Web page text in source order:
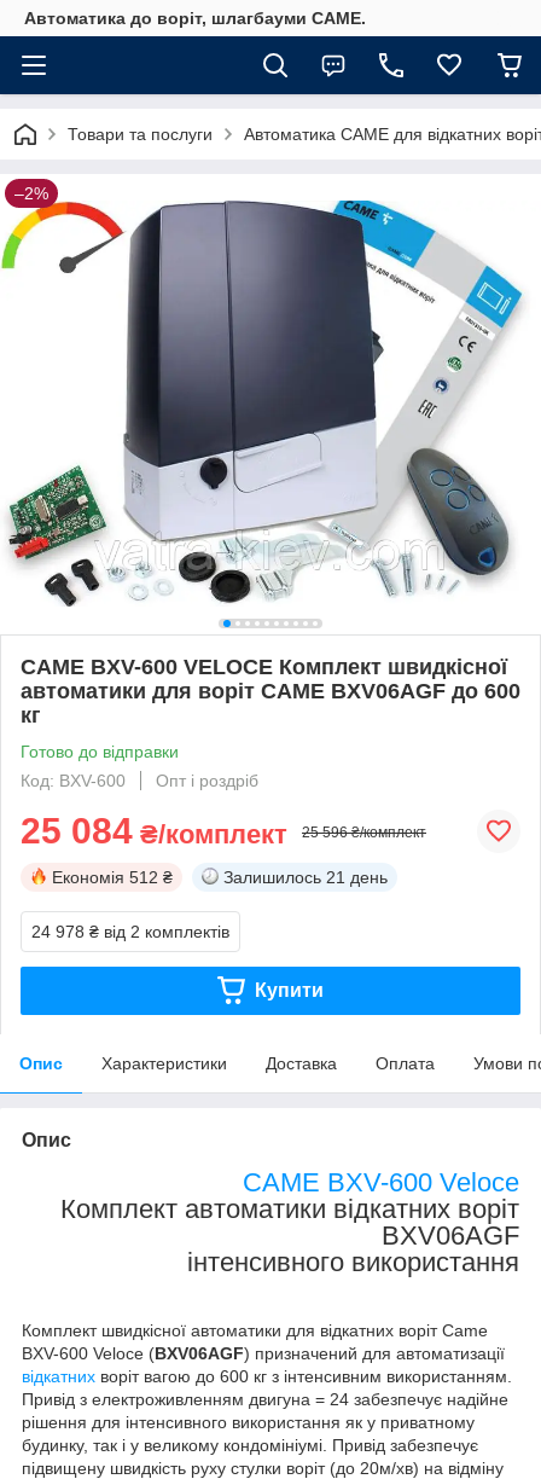
Автоматика до воріт, шлагбауми CAME.
Товари та послуги Автоматика САМЕ для відкатних
–2%
CAME BXV-600 VELOCE Комплект швидкісної
автоматики для воріт CAME BXV06AGF до 600
кг
Готово до відправки
Код: BXV-600
Опт і роздріб
25 084 ₴/комплект 25 596 ₴/комплект
Економія 512 ₴ Залишилось 21 день
24 978 ₴ від 2 комплектів
Купити
Опис Характеристики Доставка Оплата Умови
Опис
CAME BXV-600 Veloce
Комплект автоматики відкатних воріт
BXV06AGF
інтенсивного використання
Комплект швидкісної автоматики для відкатних воріт Came
BXV-600 Veloce (BXV06AGF) призначений для автоматизації
відкатних воріт вагою до 600 кг з інтенсивним використанням.
Привід з електроживленням двигуна = 24 забезпечує надійне
рішення для інтенсивного використання як у приватному
будинку, так і у великому кондомініумі. Привід забезпечує
підвищену швидкість руху стулки воріт (до 20м/хв) на відміну